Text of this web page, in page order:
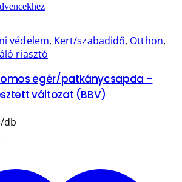
védelem, Kert/szabadidő, Otthon,
riasztó
egér/patkánycsapda –
változat (BBV)